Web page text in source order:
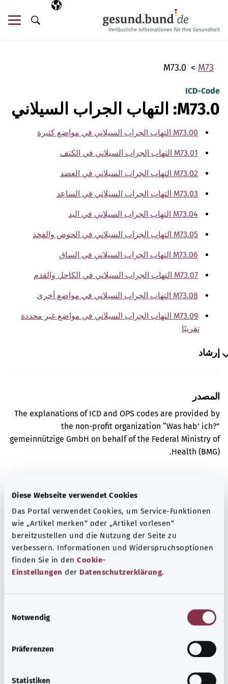
Diese Webseite verwendet Cookies
Das Portal verwendet Cookies, um Service-Funktionen
wie „Artikel merken“ oder „Artikel vorlesen“
bereitzustellen und die Nutzung der Seite zu
verbessern. Informationen und Widerspruchsoptionen
finden Sie in den Cookie-
Einstellungen der Datenschutzerklärung.
Notwendig
Präferenzen
Statistiken
اللغة المختارة
AR
البحث
M73
M73.0
ICD-Code
M73.0: التهاب الجراب السيلاني
M73.00 التهاب الجراب السيلاني في مواضع كثيرة
M73.01 التهاب الجراب السيلاني في الكتف
M73.02 التهاب الجراب السيلاني في العضد
M73.03 التهاب الجراب السيلاني في الساعد
M73.04 التهاب الجراب السيلاني في اليد
M73.05 التهاب الجراب السيلاني في الحوض والفخذ
M73.06 التهاب الجراب السيلاني في الساق
M73.07 التهاب الجراب السيلاني في الكاحل والقدم
M73.08 التهاب الجراب السيلاني في مواضع أخرى
M73.09 التهاب الجراب السيلاني في مواضع غير محددة
تقريبًا
إرشاد
المصدر
The explanations of ICD and OPS codes are provided by
the non-profit organization “Was hab’ ich?”
gemeinnützige GmbH on behalf of the Federal Ministry of
Health (BMG).
المزيد من المقالات